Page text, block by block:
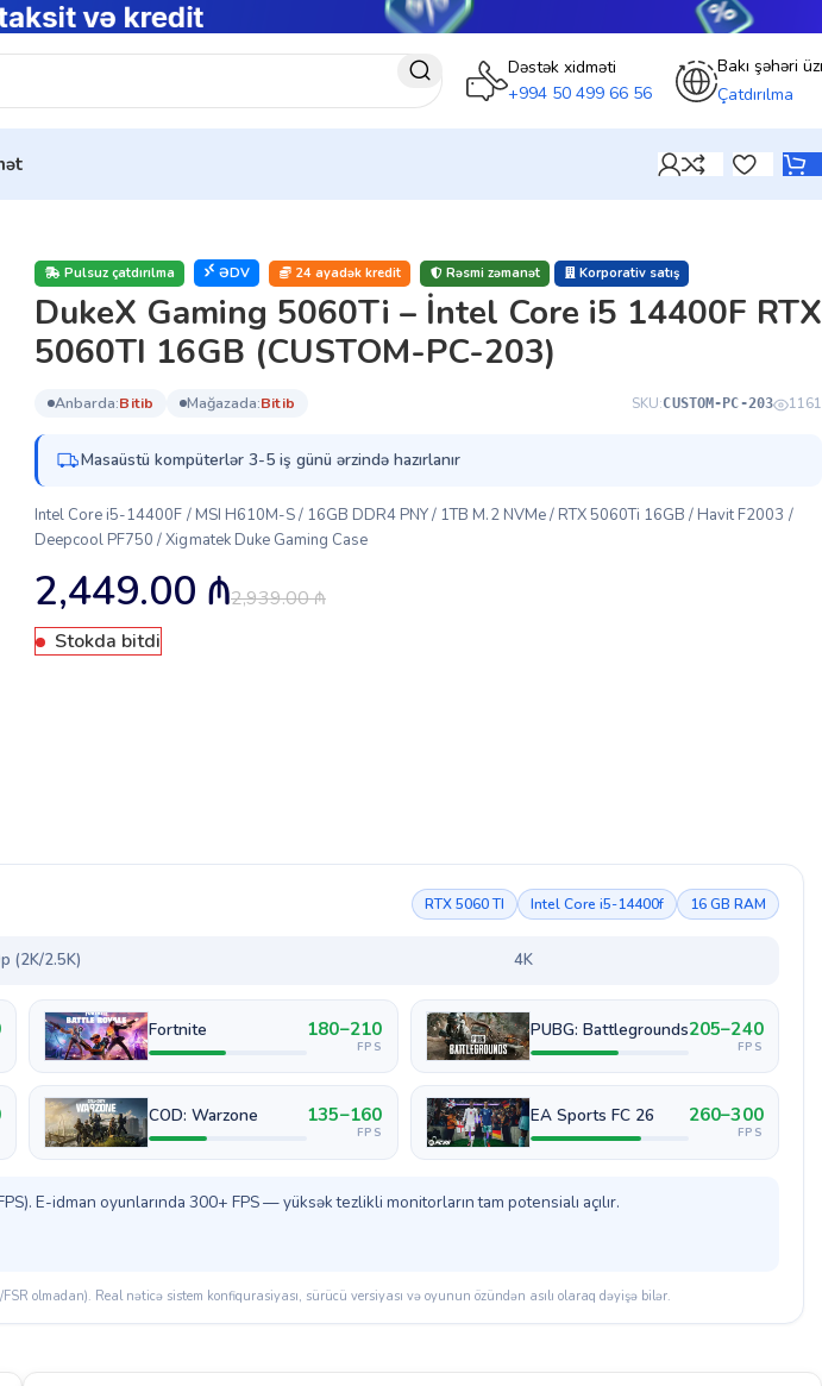
Dəstək xidməti
+994 50 499 66 56
Bakı şəhəri
Çatdırılma
Pulsuz çatdırılma ƏDV 24 ayadək kredit Rəsmi zəmanət Korporativ satış
DukeX Gaming 5060Ti – İntel Core i5 14400F RTX
5060TI 16GB (CUSTOM-PC-203)
anbarda: bi̇ti̇b mağazada: bi̇ti̇b SKU:CUSTOM-PC-203 1161
Masaüstü kompüterlər 3-5 iş günü ərzində hazırlanır
Intel Core i5-14400F / MSI H610M-S / 16GB DDR4 PNY / 1TB M.2 NVMe / RTX 5060Ti 16GB / Havit F2003 /
Deepcool PF750 / Xigmatek Duke Gaming Case
2,939.00₼
2,449.00 ₼
Stokda bitdi
RTX 5060 TI Intel Core i5-14400f 16 GB RAM
(2K/2.5K) 4K
Fortnite 180–210
FPS
PUBG: Battlegrounds205–240
FPS
COD: Warzone 135–160
FPS
EA Sports FC 26 260–300
FPS
E-idman oyunlarında 300+ FPS — yüksək tezlikli monitorların tam potensialı açılır.
olmadan). Real nəticə sistem konfiqurasiyası, sürücü versiyası və oyunun özündən asılı olaraq dəyişə bilər.